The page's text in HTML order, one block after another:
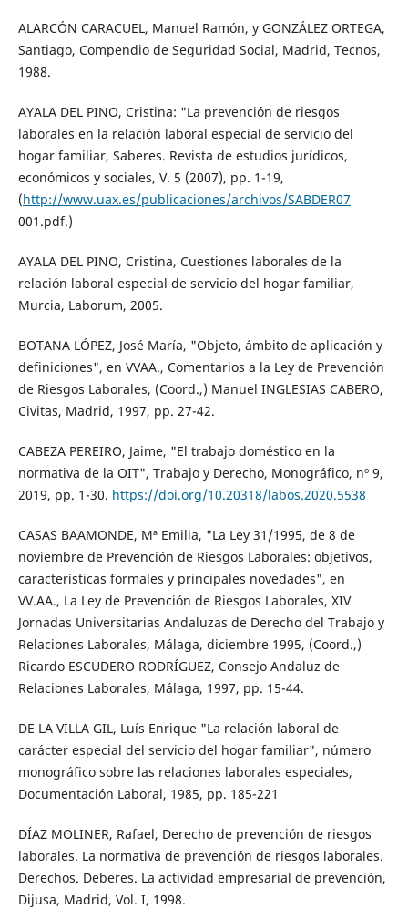
ALARCÓN CARACUEL, Manuel Ramón, y GONZÁLEZ ORTEGA,
Santiago, Compendio de Seguridad Social, Madrid, Tecnos,
1988.
AYALA DEL PINO, Cristina: "La prevención de riesgos
laborales en la relación laboral especial de servicio del
hogar familiar, Saberes. Revista de estudios jurídicos,
económicos y sociales, V. 5 (2007), pp. 1-19,
(http://www.uax.es/publicaciones/archivos/SABDER07
001.pdf.)
AYALA DEL PINO, Cristina, Cuestiones laborales de la
relación laboral especial de servicio del hogar familiar,
Murcia, Laborum, 2005.
BOTANA LÓPEZ, José María, "Objeto, ámbito de aplicación y
definiciones", en VVAA., Comentarios a la Ley de Prevención
de Riesgos Laborales, (Coord.,) Manuel INGLESIAS CABERO,
Civitas, Madrid, 1997, pp. 27-42.
CABEZA PEREIRO, Jaime, "El trabajo doméstico en la
normativa de la OIT", Trabajo y Derecho, Monográfico, nº 9,
2019, pp. 1-30. https://doi.org/10.20318/labos.2020.5538
CASAS BAAMONDE, Mª Emilia, "La Ley 31/1995, de 8 de
noviembre de Prevención de Riesgos Laborales: objetivos,
características formales y principales novedades", en
VV.AA., La Ley de Prevención de Riesgos Laborales, XIV
Jornadas Universitarias Andaluzas de Derecho del Trabajo y
Relaciones Laborales, Málaga, diciembre 1995, (Coord.,)
Ricardo ESCUDERO RODRÍGUEZ, Consejo Andaluz de
Relaciones Laborales, Málaga, 1997, pp. 15-44.
DE LA VILLA GIL, Luís Enrique "La relación laboral de
carácter especial del servicio del hogar familiar", número
monográfico sobre las relaciones laborales especiales,
Documentación Laboral, 1985, pp. 185-221
DÍAZ MOLINER, Rafael, Derecho de prevención de riesgos
laborales. La normativa de prevención de riesgos laborales.
Derechos. Deberes. La actividad empresarial de prevención,
Dijusa, Madrid, Vol. I, 1998.